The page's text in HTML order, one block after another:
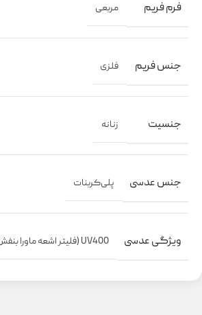
فرم فریم مربعی
جنس فریم فلزی
جنسیت زنانه
جنس عدسی پلی‌کربنات
ویژگی عدسی UV400 (فلیتر اشعه ماورا بنفش)